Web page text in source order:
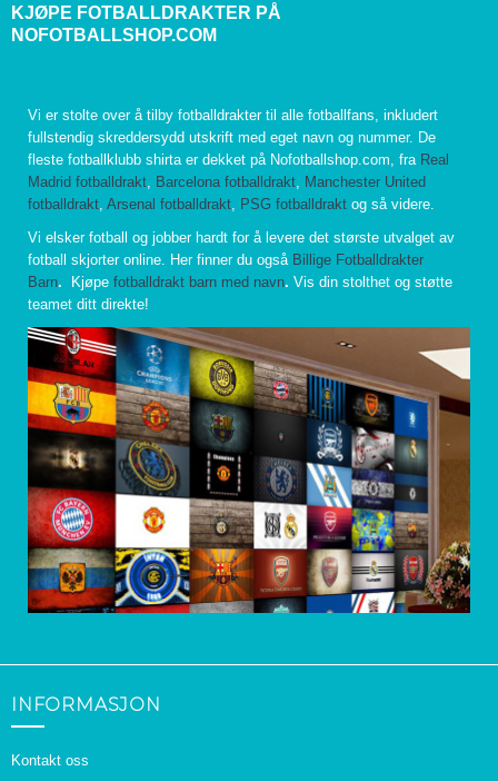
KJØPE FOTBALLDRAKTER PÅ
NOFOTBALLSHOP.COM
Vi er stolte over å tilby fotballdrakter til alle fotballfans, inkludert
fullstendig skreddersydd utskrift med eget navn og nummer. De
fleste fotballklubb shirta er dekket på Nofotballshop.com, fra Real
Madrid fotballdrakt, Barcelona fotballdrakt, Manchester United
fotballdrakt, Arsenal fotballdrakt, PSG fotballdrakt og så videre.
Vi elsker fotball og jobber hardt for å levere det største utvalget av
fotball skjorter online. Her finner du også Billige Fotballdrakter
Barn. Kjøpe fotballdrakt barn med navn. Vis din stolthet og støtte
teamet ditt direkte!
INFORMASJON
Kontakt oss